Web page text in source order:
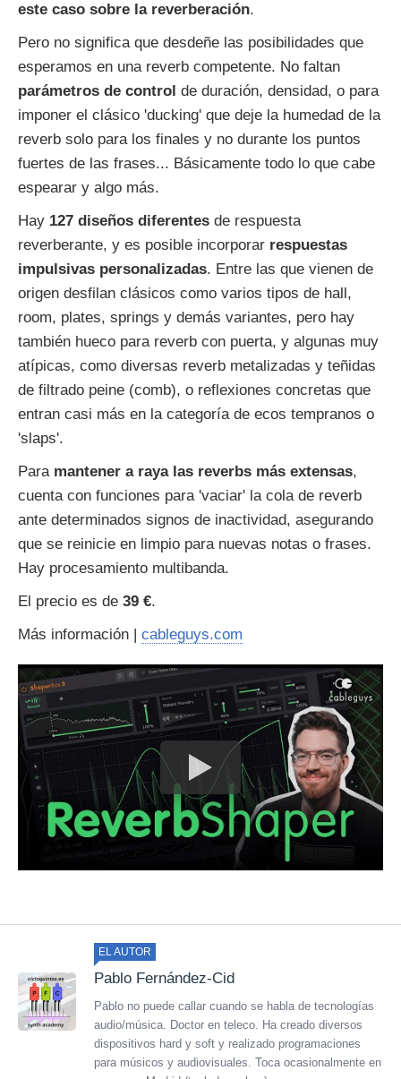
este caso sobre la reverberación.
Pero no significa que desdeñe las posibilidades que
esperamos en una reverb competente. No faltan
parámetros de control de duración, densidad, o para
imponer el clásico 'ducking' que deje la humedad de la
reverb solo para los finales y no durante los puntos
fuertes de las frases... Básicamente todo lo que cabe
espearar y algo más.
Hay 127 diseños diferentes de respuesta
reverberante, y es posible incorporar respuestas
impulsivas personalizadas. Entre las que vienen de
origen desfilan clásicos como varios tipos de hall,
room, plates, springs y demás variantes, pero hay
también hueco para reverb con puerta, y algunas muy
atípicas, como diversas reverb metalizadas y teñidas
de filtrado peine (comb), o reflexiones concretas que
entran casi más en la categoría de ecos tempranos o
'slaps'.
Para mantener a raya las reverbs más extensas,
cuenta con funciones para 'vaciar' la cola de reverb
ante determinados signos de inactividad, asegurando
que se reinicie en limpio para nuevas notas o frases.
Hay procesamiento multibanda.
El precio es de 39 €.
Más información | cableguys.com
EL AUTOR
Pablo Fernández-Cid
Pablo no puede callar cuando se habla de tecnologías
audio/música. Doctor en teleco. Ha creado diversos
dispositivos hard y soft y realizado programaciones
para músicos y audiovisuales. Toca ocasionalmente en